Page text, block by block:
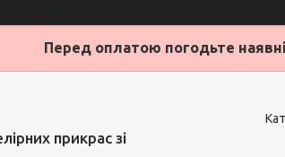
Перед оплатою погодьте
прикрас зі